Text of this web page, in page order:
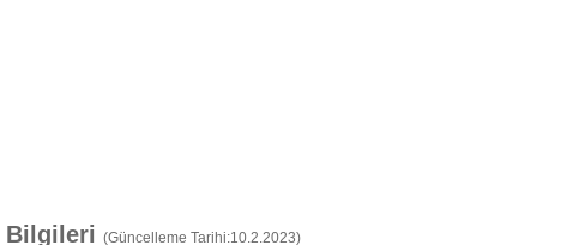
Bilgileri (Güncelleme Tarihi:10.2.2023)